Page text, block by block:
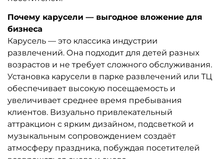
Почему карусели — выгодное вложение для
бизнеса
Карусель — это классика индустрии
развлечений. Она подходит для детей разных
возрастов и не требует сложного обслуживания.
Установка карусели в парке развлечений или ТЦ
обеспечивает высокую посещаемость и
увеличивает среднее время пребывания
клиентов. Визуально привлекательный
аттракцион с ярким дизайном, подсветкой и
музыкальным сопровождением создаёт
атмосферу праздника, побуждая посетителей